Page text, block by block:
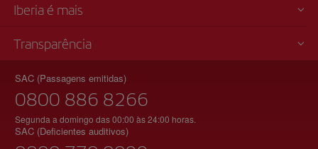
Iberia é mais
Transparência
SAC (Passagens emitidas)
0800 886 8266
Segunda a domingo das 00:00 às 24:00 horas.
SAC (Deficientes auditivos)